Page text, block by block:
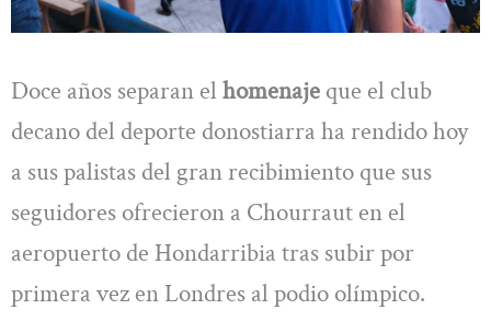
Doce años separan el homenaje que el club
decano del deporte donostiarra ha rendido hoy
a sus palistas del gran recibimiento que sus
seguidores ofrecieron a Chourraut en el
aeropuerto de Hondarribia tras subir por
primera vez en Londres al podio olímpico.